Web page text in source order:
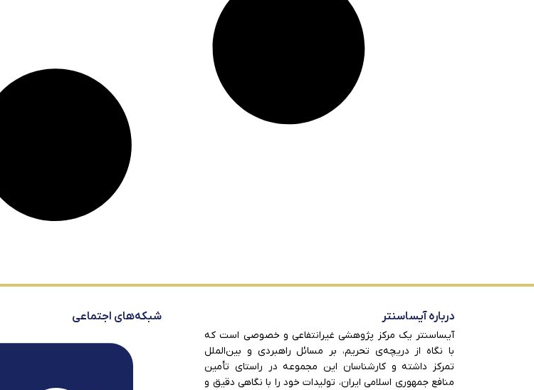
درباره آیساسنتر
آیساسنتر یک مرکز پژوهشی غیرانتفاعی و خصوصی است که
با نگاه از دریچه‌ی تحریم، بر مسائل راهبردی و بین‌الملل
تمرکز داشته و کارشناسان این مجموعه در راستای تأمین
منافع جمهوری اسلامی ایران، تولیدات خود را با نگاهی دقیق و
شبکه‌های اجتماعی